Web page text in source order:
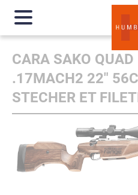
CARA SAKO QUAD
.17MACH2 22"
STECHER ET